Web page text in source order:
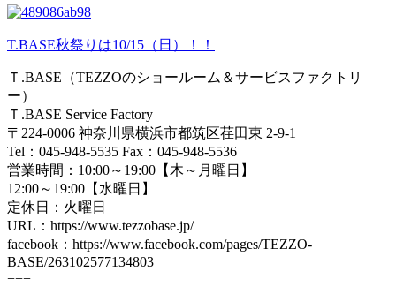
T.BASE秋祭りは10/15（日）！！
Ｔ.BASE（TEZZOのショールーム＆サービスファクトリ
ー）
Ｔ.BASE Service Factory
〒224-0006 神奈川県横浜市都筑区荏田東 2-9-1
Tel：045-948-5535 Fax：045-948-5536
営業時間：10:00～19:00【木～月曜日】
12:00～19:00【水曜日】
定休日：火曜日
URL：https://www.tezzobase.jp/
facebook：https://www.facebook.com/pages/TEZZO-
BASE/263102577134803
===